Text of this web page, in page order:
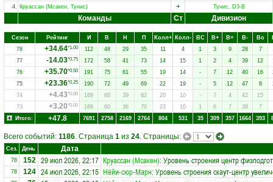
4. Круассан (Мсакен, Тунис) + Тунис, D3-B
Команды Ст Дивизион
Сезон Рейтинг И В Н П Колл+ Колл- ВC В+ В= В- Вo
78
+34.64*1.00 112 48 29 35 11 4 1 3 9 28 7
77
-14.03*0.75 172 58 41 73 14 15 1 2 4 39 12
76
+35.70*0.50 191 75 61 55 19 14 - 7 12 40 16
75
+23.36*0.25 190 72 49 69 22 19 - 5 12 47 8
74
+4.43*0.00 169 68 39 62 20 10 - 7 4 42 15
73
+3.20*0.00 166 60 36 70 23 10 1 6 7 39 7
Итого:
+47.8 7691 2758 2169 2764 804 531 35 309 357 1664 393
Всего событий: 1186. Страница 1 из 24. Страницы:
Сез. День Дата
78 152 29 июл 2026, 22:17 Круассан (Мсакен): Уровень строения центр
78 124 24 июл 2026, 22:15 Нёйи-сюр-Марн: Уровень строения скаут-центр